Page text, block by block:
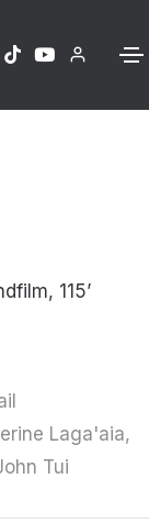
115’
Laga'aia,
Tui